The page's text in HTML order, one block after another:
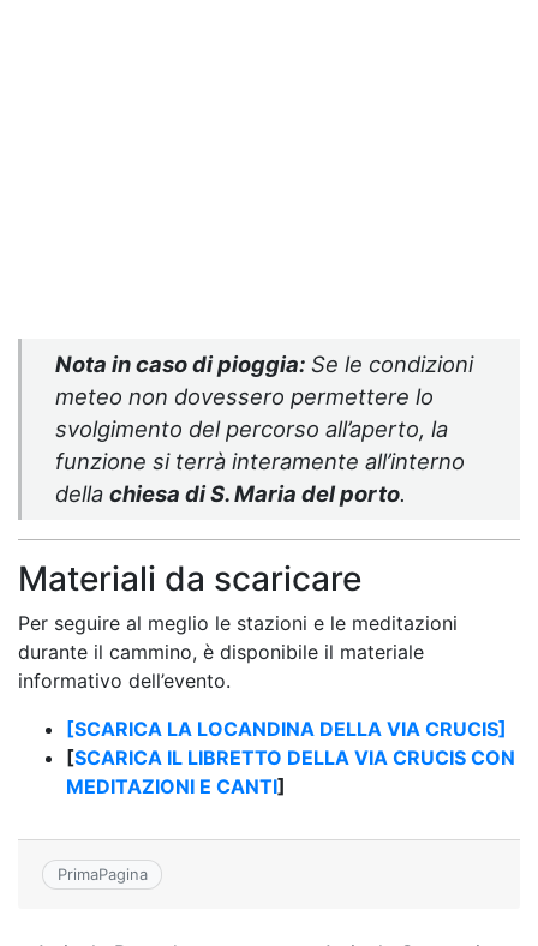
Nota in caso di pioggia: Se le condizioni
meteo non dovessero permettere lo
svolgimento del percorso all’aperto, la
funzione si terrà interamente all’interno
della chiesa di S. Maria del porto.
Materiali da scaricare
Per seguire al meglio le stazioni e le meditazioni
durante il cammino, è disponibile il materiale
informativo dell’evento.
[SCARICA LA LOCANDINA DELLA VIA CRUCIS]
[SCARICA IL LIBRETTO DELLA VIA CRUCIS CON
MEDITAZIONI E CANTI]
PrimaPagina